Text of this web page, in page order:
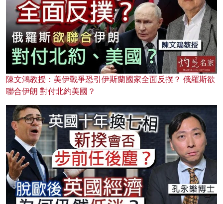
陳文鴻教授：美伊戰爭恐引伊斯蘭國家全面反撲？ 俄羅斯欲
聯合伊朗 對付北約美國？